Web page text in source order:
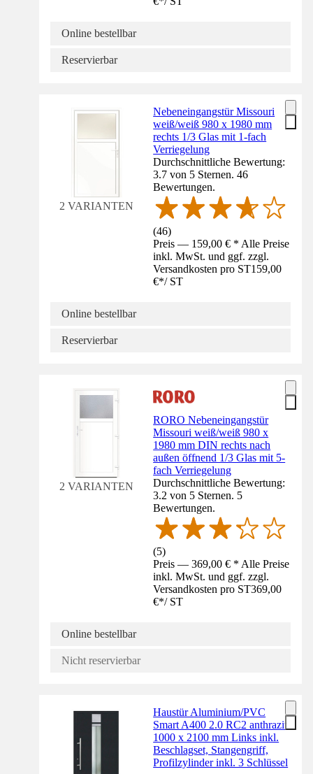
Online bestellbar
Reservierbar
2 VARIANTEN
Nebeneingangstür Missouri
weiß/weiß 980 x 1980 mm
rechts 1/3 Glas mit 1-fach
Verriegelung
Durchschnittliche Bewertung:
3.7 von 5 Sternen. 46
Bewertungen.
(46)
Preis — 159,00 € * Alle Preise
inkl. MwSt. und ggf. zzgl.
Versandkosten pro ST159,00
€*/ ST
Online bestellbar
Reservierbar
2 VARIANTEN
RORO Nebeneingangstür
Missouri weiß/weiß 980 x
1980 mm DIN rechts nach
außen öffnend 1/3 Glas mit 5-
fach Verriegelung
Durchschnittliche Bewertung:
3.2 von 5 Sternen. 5
Bewertungen.
(5)
Preis — 369,00 € * Alle Preise
inkl. MwSt. und ggf. zzgl.
Versandkosten pro ST369,00
€*/ ST
Online bestellbar
Nicht reservierbar
Haustür Aluminium/PVC
Smart A400 2.0 RC2 anthrazit
1000 x 2100 mm Links inkl.
Beschlagset, Stangengriff,
Profilzylinder inkl. 3 Schlüssel